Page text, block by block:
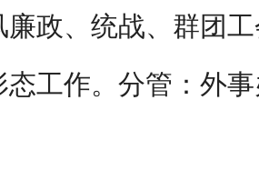
廉政、统战、群团
态工作。分管：外